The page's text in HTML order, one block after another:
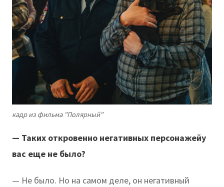
кадр из фильма "Полярный"
— Таких откровенно негативных персонажейу
вас еще не было?
— Не было. Но на самом деле, он негативный